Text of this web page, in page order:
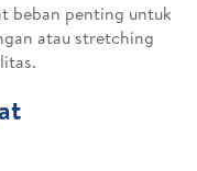
beban penting untuk
atau stretching